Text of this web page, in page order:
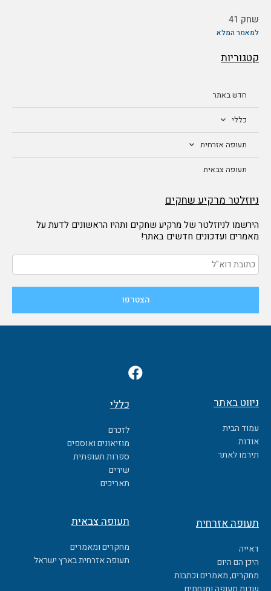
שחק 41
למאמר המלא
קטגוריות
חדש באתר
כללי
תעופה אזרחית
תעופה צבאית
ניוזלטר מרקיע שחקים
הירשמו לניוזלטר של מרקיע שחקים ותהיו הראשונים לדעת על
מאמרים ועדכונים חדשים באתר!
F
a
e
b
o
o
k
ניווט באתר
עמוד הבית
אודות
תירמו לאתר
כללי
לזכרם
מוזיאונים ואוספים
ספרות תעופתית
שירים
תאריכים
תעופה אזרחית
דאייה
היכן הם היום
מחקרים, מאמרים וכתבות
תעופה צבאית
מחקרים ומאמרים
תעופה אזרחית בארץ ישראל